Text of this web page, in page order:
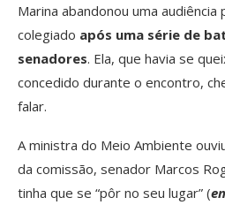
Marina abandonou uma audiência
colegiado após uma série de
senadores. Ela, que havia se
concedido durante o encontro,
falar.
A ministra do Meio Ambiente
da comissão, senador Marcos
tinha que se “pôr no seu lugar” (